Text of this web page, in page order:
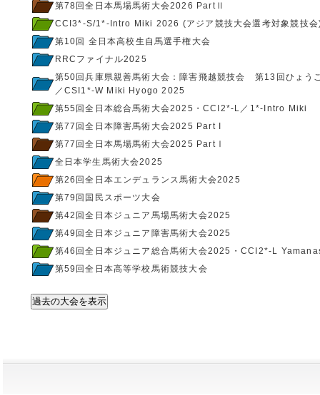
第78回全日本馬場馬術大会2026 PartⅡ
CCI3*-S/1*-Intro Miki 2026 (アジア競技大会選考対象競技
第10回 全日本高校生自馬選手権大会
RRCファイナル2025
第50回兵庫県親善馬術大会：障害飛越競技会 第13回ひょう
／CSI1*-W Miki Hyogo 2025
第55回全日本総合馬術大会2025・CCI2*-L／1*-Intro Miki
第77回全日本障害馬術大会2025 Part I
第77回全日本馬場馬術大会2025 PartⅠ
全日本学生馬術大会2025
第26回全日本エンデュランス馬術大会2025
第79回国民スポーツ大会
第42回全日本ジュニア馬場馬術大会2025
第49回全日本ジュニア障害馬術大会2025
第46回全日本ジュニア総合馬術大会2025・CCI2*-L
第59回全日本高等学校馬術競技大会
過去の大会を表示